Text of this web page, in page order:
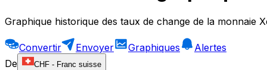
Graphique historique des taux de change de la monnaie
Convertir Envoyer Graphiques
Alertes
De
CHF - Franc suisse